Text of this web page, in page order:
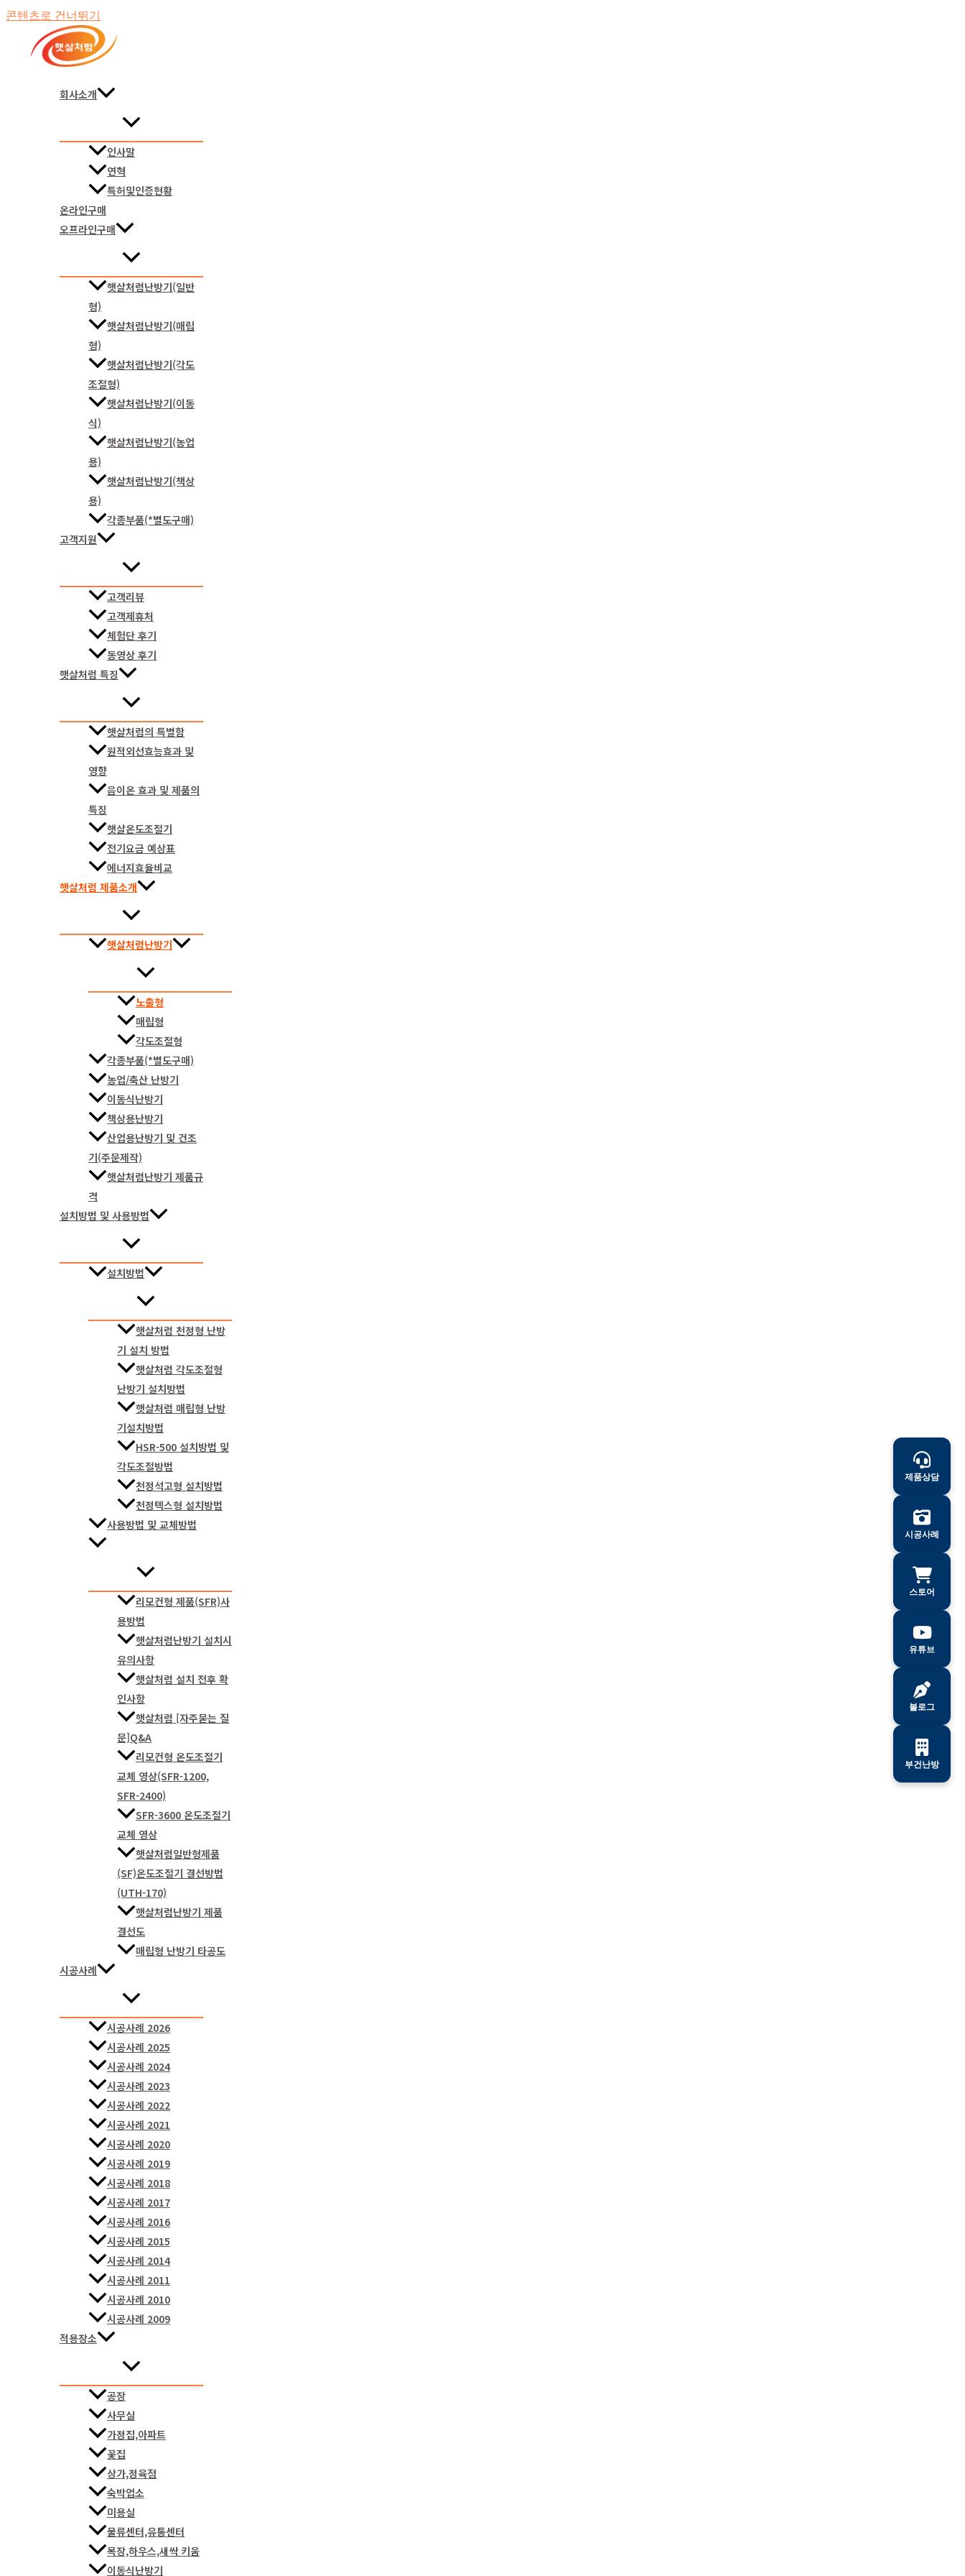
제품상담
시공사례
스토어
유튜브
블로그
부건난방
콘텐츠로 건너뛰기
회사소개
인사말
연혁
특허및인증현황
온라인구매
오프라인구매
햇살처럼난방기(일반
형)
햇살처럼난방기(매립
형)
햇살처럼난방기(각도
조절형)
햇살처럼난방기(이동
식)
햇살처럼난방기(농업
용)
햇살처럼난방기(책상
용)
각종부품(*별도구매)
고객지원
고객리뷰
고객제휴처
체험단 후기
동영상 후기
햇살처럼 특징
햇살처럼의 특별함
원적외선효능효과 및
영향
음이온 효과 및 제품의
특징
햇살온도조절기
전기요금 예상표
에너지효율비교
햇살처럼 제품소개
햇살처럼난방기
노출형
매립형
각도조절형
각종부품(*별도구매)
농업/축산 난방기
이동식난방기
책상용난방기
산업용난방기 및 건조
기(주문제작)
햇살처럼난방기 제품규
격
설치방법 및 사용방법
설치방법
햇살처럼 천정형 난방
기 설치 방법
햇살처럼 각도조절형
난방기 설치방법
햇살처럼 매립형 난방
기설치방법
HSR-500 설치방법 및
각도조절방법
천정석고형 설치방법
천정텍스형 설치방법
사용방법 및 교체방법
리모컨형 제품(SFR)사
용방법
햇살처럼난방기 설치시
유의사항
햇살처럼 설치 전후 확
인사항
햇살처럼 [자주묻는 질
문]Q&A
리모컨형 온도조절기
교체 영상(SFR-1200,
SFR-2400)
SFR-3600 온도조절기
교체 영상
햇살처럼일반형제품
(SF)온도조절기 결선방법
(UTH-170)
햇살처럼난방기 제품
결선도
매립형 난방기 타공도
시공사례
시공사례 2026
시공사례 2025
시공사례 2024
시공사례 2023
시공사례 2022
시공사례 2021
시공사례 2020
시공사례 2019
시공사례 2018
시공사례 2017
시공사례 2016
시공사례 2015
시공사례 2014
시공사례 2011
시공사례 2010
시공사례 2009
적용장소
공장
사무실
가정집,아파트
꽃집
상가,정육점
숙박업소
미용실
물류센터,유통센터
목장,하우스,새싹 키움
이동식난방기